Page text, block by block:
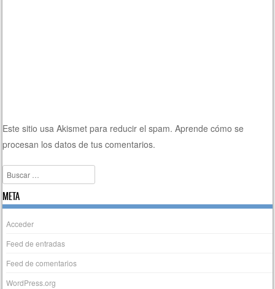
Este sitio usa Akismet para reducir el spam.Aprende cómo se
procesan los datos de tus comentarios.
Buscar
META
Acceder
Feed de entradas
Feed de comentarios
WordPress.org